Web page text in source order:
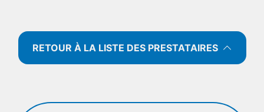
RETOUR À LA LISTE DES PRESTATAIRES